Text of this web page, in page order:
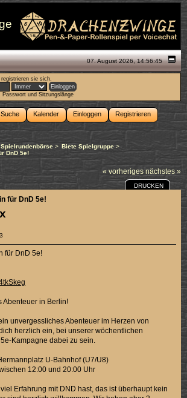
07. August 2026, 14:56:45
registrieren sie sich.
Passwort und Sitzungslänge
Suche Kalender Einloggen Registrieren
Spielrundenbörse> Biete Spielgruppe>
DnD 5e!
« vorheriges nächstes »
DRUCKEN
für DnD 5e!
für DnD 5e!
Abenteuer in Berlin!
unvergessliches Abenteuer im Herzen von
herzlich ein, bei unserer wöchentlichen
Kampagne dabei zu sein.
U-Bahnhof (U7/U8)
12:00 und 20:00 Uhr
Erfahrung mit DND hast, das ist überhaupt kein